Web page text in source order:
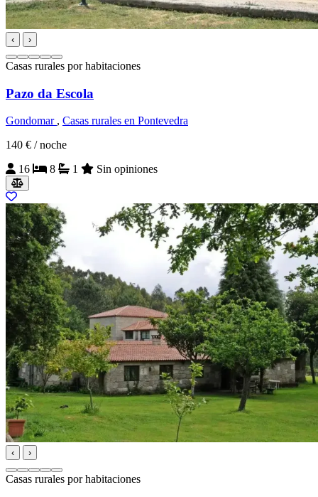
‹ ›
Casas rurales por habitaciones
Pazo da Escola
Gondomar , Casas rurales en Pontevedra
140 € / noche
16
8 1 Sin opiniones
‹ ›
Casas rurales por habitaciones